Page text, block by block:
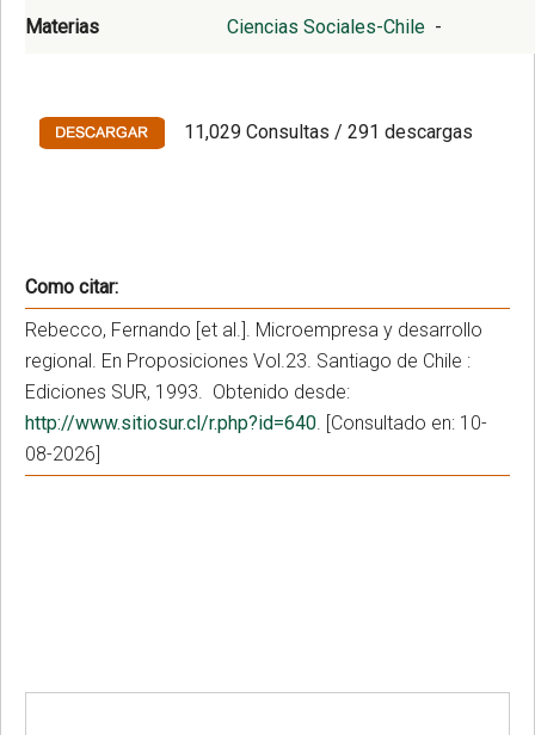
Materias Ciencias Sociales-Chile -
11,029 Consultas / 291 descargas
Como citar:
Rebecco, Fernando [et al.]. Microempresa y desarrollo
regional. En Proposiciones Vol.23. Santiago de Chile :
Ediciones SUR, 1993. Obtenido desde:
http://www.sitiosur.cl/r.php?id=640. [Consultado en: 10-
08-2026]